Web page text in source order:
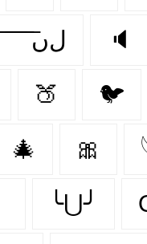
{(ᶅ͒)} Ɑ͞ ͞ ͞ ͞ ͞ ﻝﮞ 🔈
🍑 🐦‍
🎄 🎀
╰⋃╯